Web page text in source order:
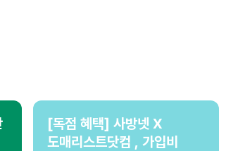
[독점 혜택] 사방넷 X
도매리스트닷컴 , 가입비